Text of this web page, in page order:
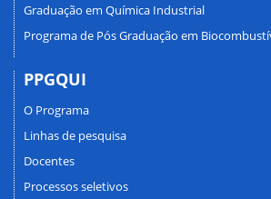
Graduação em Química Industrial
Programa de Pós Graduação em
PPGQUI
O Programa
Linhas de pesquisa
Docentes
Processos seletivos